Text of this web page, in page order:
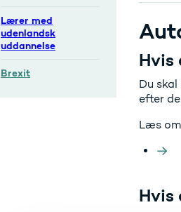
Lærer med
udenlandsk
uddannelse
Brexit
Hvis
Du
efter
Læs
Hvis